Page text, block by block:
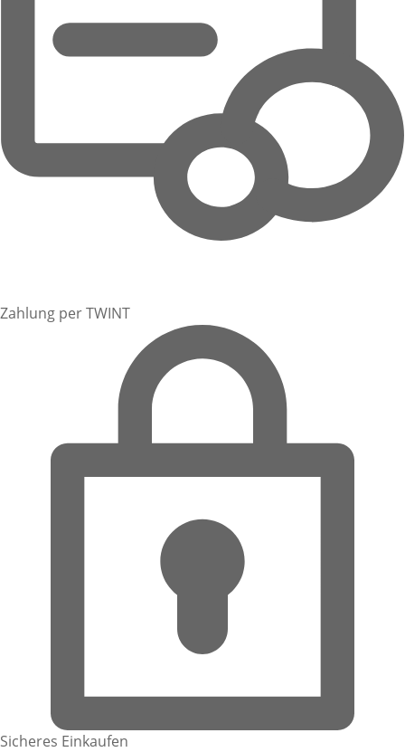
Zahlung per TWINT
Sicheres Einkaufen